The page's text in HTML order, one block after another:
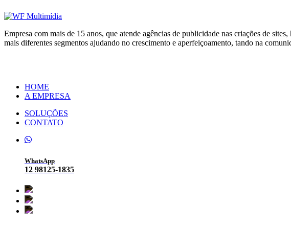
Empresa com mais de 15 anos, que atende agências de publicidade nas criações de
mais diferentes segmentos ajudando no crescimento e aperfeiçoamento, tando na
HOME
A EMPRESA
SOLUÇÕES
CONTATO
WhatsApp
12 98125-1835